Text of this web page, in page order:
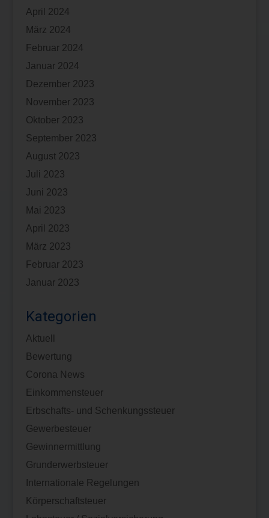
April 2024
März 2024
Februar 2024
Januar 2024
Dezember 2023
November 2023
Oktober 2023
September 2023
August 2023
Juli 2023
Juni 2023
Mai 2023
April 2023
März 2023
Februar 2023
Januar 2023
Kategorien
Aktuell
Bewertung
Corona News
Einkommensteuer
Erbschafts- und Schenkungssteuer
Gewerbesteuer
Gewinnermittlung
Grunderwerbsteuer
Internationale Regelungen
Körperschaftsteuer